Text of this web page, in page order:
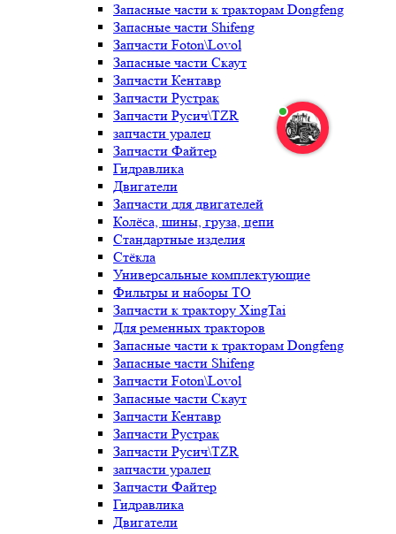
Запасные части к тракторам Dongfeng
Запасные части Shifeng
Запчасти Foton\Lovol
Запасные части Скаут
Запчасти Кентавр
Запчасти Рустрак
Запчасти Русич\TZR
запчасти уралец
Запчасти Файтер
Гидравлика
Двигатели
Запчасти для двигателей
Колёса, шины, груза, цепи
Стандартные изделия
Стёкла
Универсальные комплектующие
Фильтры и наборы ТО
Запчасти к трактору XingTai
Для ременных тракторов
Запасные части к тракторам Dongfeng
Запасные части Shifeng
Запчасти Foton\Lovol
Запасные части Скаут
Запчасти Кентавр
Запчасти Рустрак
Запчасти Русич\TZR
запчасти уралец
Запчасти Файтер
Гидравлика
Двигатели